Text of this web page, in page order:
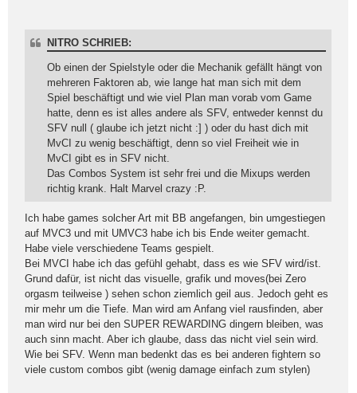
NITRO SCHRIEB:
Ob einen der Spielstyle oder die Mechanik gefällt hängt von
mehreren Faktoren ab, wie lange hat man sich mit dem
Spiel beschäftigt und wie viel Plan man vorab vom Game
hatte, denn es ist alles andere als SFV, entweder kennst du
SFV null ( glaube ich jetzt nicht :] ) oder du hast dich mit
MvCI zu wenig beschäftigt, denn so viel Freiheit wie in
MvCI gibt es in SFV nicht.
Das Combos System ist sehr frei und die Mixups werden
richtig krank. Halt Marvel crazy :P.
Ich habe games solcher Art mit BB angefangen, bin umgestiegen
auf MVC3 und mit UMVC3 habe ich bis Ende weiter gemacht.
Habe viele verschiedene Teams gespielt.
Bei MVCI habe ich das gefühl gehabt, dass es wie SFV wird/ist.
Grund dafür, ist nicht das visuelle, grafik und moves(bei Zero
orgasm teilweise ) sehen schon ziemlich geil aus. Jedoch geht es
mir mehr um die Tiefe. Man wird am Anfang viel rausfinden, aber
man wird nur bei den SUPER REWARDING dingern bleiben, was
auch sinn macht. Aber ich glaube, dass das nicht viel sein wird.
Wie bei SFV. Wenn man bedenkt das es bei anderen fightern so
viele custom combos gibt (wenig damage einfach zum stylen)